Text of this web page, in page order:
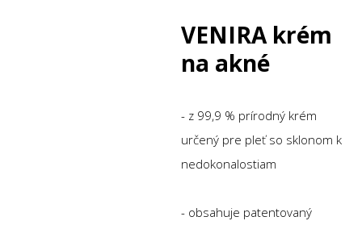
VENIRA krém
na akné
- z 99,9 % prírodný krém
určený pre pleť so sklonom k
nedokonalostiam
- obsahuje patentovaný